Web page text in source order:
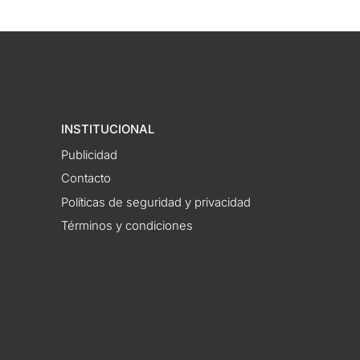
INSTITUCIONAL
Publicidad
Contacto
Políticas de seguridad y privacidad
Términos y condiciones